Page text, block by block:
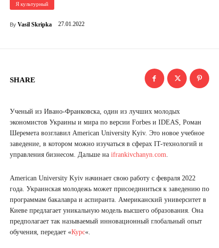
Я культурный
By Vasil Skripka 27.01.2022
SHARE
Ученый из Ивано-Франковска, один из лучших молодых
экономистов Украины и мира по версии Forbes и IDEAS, Роман
Шеремета возглавил American University Kyiv. Это новое учебное
заведение, в котором можно изучаться в сферах IT-технологий и
управления бизнесом. Дальше на ifrankivchanyn.com
American University Kyiv начинает свою работу с февраля 2022
года. Украинская молодежь может присоединиться к заведению по
программам бакалавра и аспиранта. Американский университет в
Киеве предлагает уникальную модель высшего образования. Она
предполагает так называемый инновационный глобальный опыт
обучения, передает «Курс«.